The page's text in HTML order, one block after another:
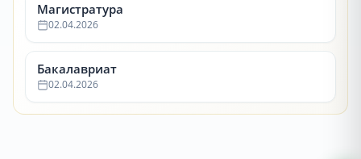
Магистратура
02.04.2026
Бакалавриат
02.04.2026